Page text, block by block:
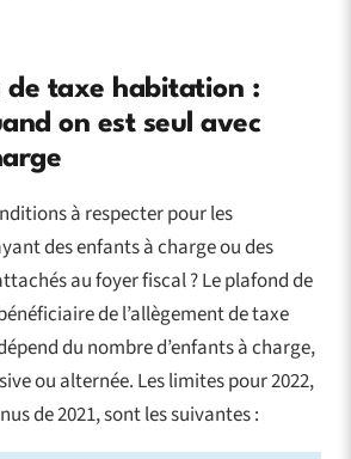
de taxe habitation :
on est seul avec
à respecter pour les
des enfants à charge ou des
au foyer fiscal ? Le plafond de
de l’allègement de taxe
du nombre d’enfants à charge,
ou alternée. Les limites pour 2022,
de 2021, sont les suivantes :